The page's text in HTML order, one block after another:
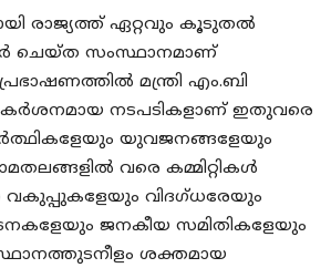
രാജ്യത്ത് ഏറ്റവും കൂടുതൽ
ചെയ്ത സംസ്ഥാനമാണ്
മന്ത്രി എം.ബി
നടപടികളാണ് ഇതുവരെ
യുവജനങ്ങളേയും
വരെ കമ്മിറ്റികൾ
വകുപ്പുകളേയും വിദഗ്ധരേയും
ജനകീയ സമിതികളേയും
ശക്തമായ